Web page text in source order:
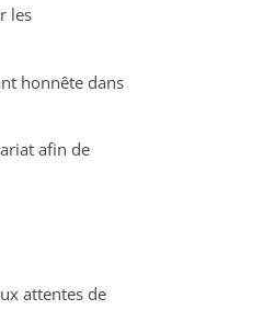
les
honnête dans
afin de
attentes de